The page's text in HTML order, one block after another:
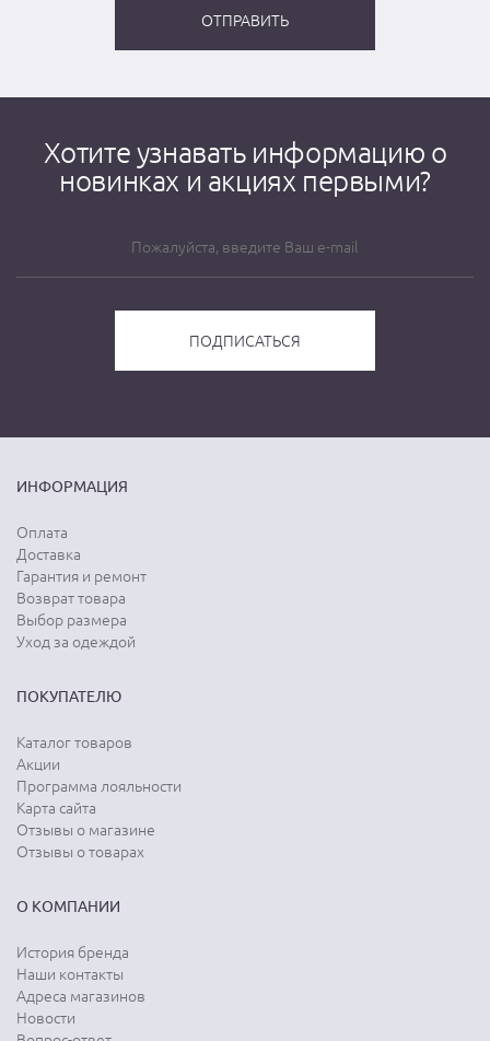
Хотите узнавать информацию о
новинках и акциях первыми?
ИНФОРМАЦИЯ
Оплата
Доставка
Гарантия и ремонт
Возврат товара
Выбор размера
Уход за одеждой
ПОКУПАТЕЛЮ
Каталог товаров
Акции
Программа лояльности
Карта сайта
Отзывы о магазине
Отзывы о товарах
О КОМПАНИИ
История бренда
Наши контакты
Адреса магазинов
Новости